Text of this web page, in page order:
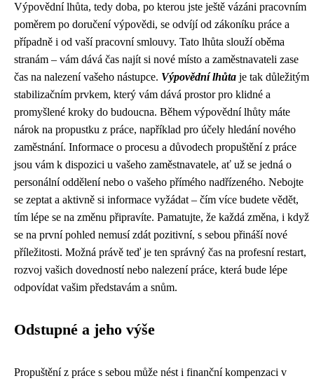
Výpovědní lhůta, tedy doba, po kterou jste ještě vázáni pracovním
poměrem po doručení výpovědi, se odvíjí od zákoníku práce a
případně i od vaší pracovní smlouvy. Tato lhůta slouží oběma
stranám – vám dává čas najít si nové místo a zaměstnavateli zase
čas na nalezení vašeho nástupce. Výpovědní lhůta je tak důležitým
stabilizačním prvkem, který vám dává prostor pro klidné a
promyšlené kroky do budoucna. Během výpovědní lhůty máte
nárok na propustku z práce, například pro účely hledání nového
zaměstnání. Informace o procesu a důvodech propuštění z práce
jsou vám k dispozici u vašeho zaměstnavatele, ať už se jedná o
personální oddělení nebo o vašeho přímého nadřízeného. Nebojte
se zeptat a aktivně si informace vyžádat – čím více budete vědět,
tím lépe se na změnu připravíte. Pamatujte, že každá změna, i když
se na první pohled nemusí zdát pozitivní, s sebou přináší nové
příležitosti. Možná právě teď je ten správný čas na profesní restart,
rozvoj vašich dovedností nebo nalezení práce, která bude lépe
odpovídat vašim představám a snům.
Odstupné a jeho výše
Propuštění z práce s sebou může nést i finanční kompenzaci v